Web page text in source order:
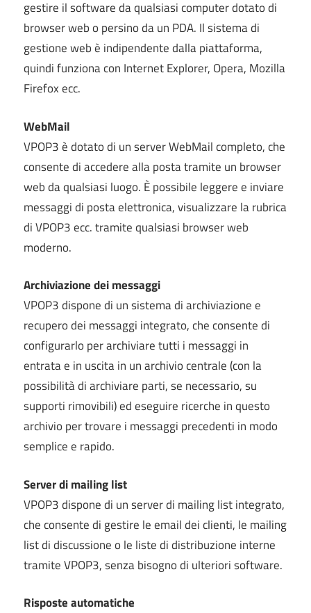
gestire il software da qualsiasi computer dotato di
browser web o persino da un PDA. Il sistema di
gestione web è indipendente dalla piattaforma,
quindi funziona con Internet Explorer, Opera, Mozilla
Firefox ecc.
WebMail
VPOP3 è dotato di un server WebMail completo, che
consente di accedere alla posta tramite un browser
web da qualsiasi luogo. È possibile leggere e inviare
messaggi di posta elettronica, visualizzare la rubrica
di VPOP3 ecc. tramite qualsiasi browser web
moderno.
Archiviazione dei messaggi
VPOP3 dispone di un sistema di archiviazione e
recupero dei messaggi integrato, che consente di
configurarlo per archiviare tutti i messaggi in
entrata e in uscita in un archivio centrale (con la
possibilità di archiviare parti, se necessario, su
supporti rimovibili) ed eseguire ricerche in questo
archivio per trovare i messaggi precedenti in modo
semplice e rapido.
Server di mailing list
VPOP3 dispone di un server di mailing list integrato,
che consente di gestire le email dei clienti, le mailing
list di discussione o le liste di distribuzione interne
tramite VPOP3, senza bisogno di ulteriori software.
Risposte automatiche